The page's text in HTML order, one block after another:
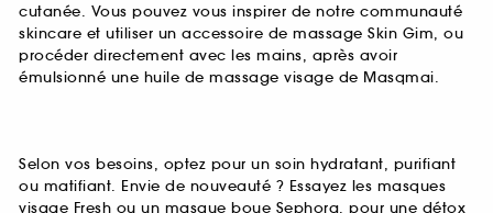
cutanée. Vous pouvez vous inspirer de notre communauté
skincare et utiliser un accessoire de massage Skin Gim, ou
procéder directement avec les mains, après avoir
émulsionné une huile de massage visage de Masqmai.
Selon vos besoins, optez pour un soin hydratant, purifiant
ou matifiant. Envie de nouveauté ? Essayez les masques
visage Fresh ou un masque boue Sephora, pour une détox